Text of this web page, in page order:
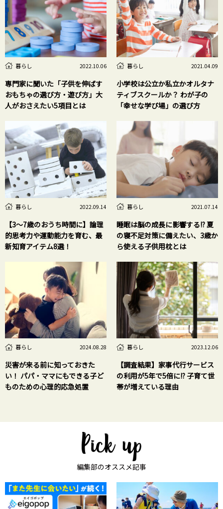
暮らし 2022.10.06
専門家に聞いた「子供を伸ばす
おもちゃの選び方・遊び方」大
人がおさえたい5項目とは
暮らし 2021.04.09
小学校は公立か私立かオルタナ
ティブスクールか？ わが子の
「幸せな学び場」の選び方
暮らし 2022.09.14
【3～7歳のおうち時間に】論理
的思考力や運動能力を育む、最
新知育アイテム8選！
暮らし 2021.07.14
睡眠は脳の成長に影響する!? 夏
の寝不足対策に備えたい、3歳か
ら使える子供用枕とは
暮らし 2024.08.28
災害が来る前に知っておきた
い！ パパ・ママにもできる子ど
ものための心理的応急処置
暮らし 2023.12.06
【調査結果】家事代行サービス
の利用が5年で5倍に!? 子育て世
帯が増えている理由
編集部のオススメ記事